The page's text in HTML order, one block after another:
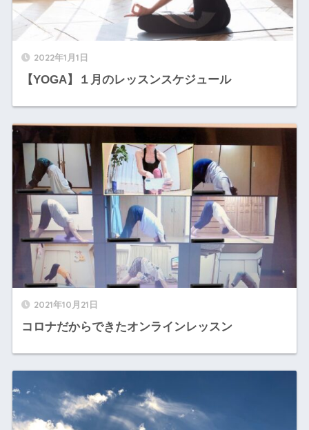
2022年1月1日
【YOGA】１月のレッスンスケジュール
2021年10月21日
コロナだからできたオンラインレッスン